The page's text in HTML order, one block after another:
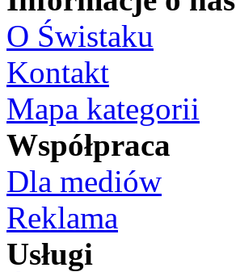
O Świstaku
Kontakt
Mapa kategorii
Współpraca
Dla mediów
Reklama
Usługi